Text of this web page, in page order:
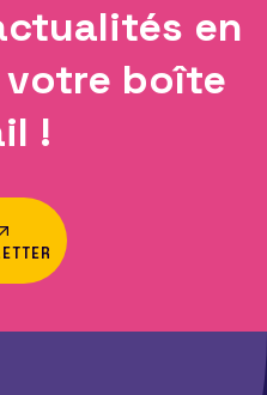
en
boîte
!